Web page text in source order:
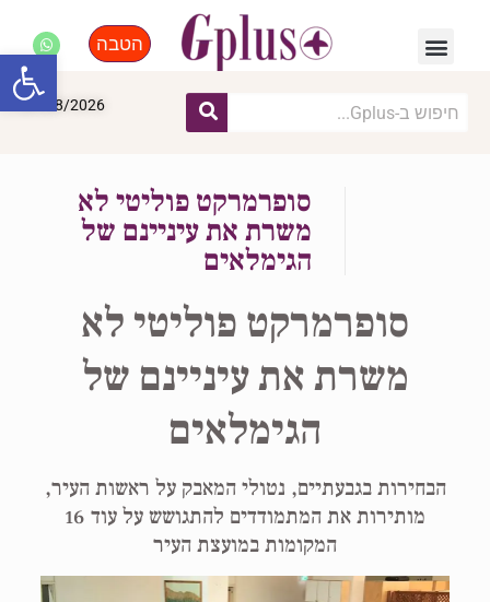
הטבה
07/08/2026
סופרמרקט פוליטי לא
משרת את עיניינם של
הגימלאים
סופרמרקט פוליטי לא
משרת את עיניינם של
הגימלאים
הבחירות בגבעתיים, נטולי המאבק על ראשות העיר,
מותירות את המתמודדים להתגושש על עוד 16
המקומות במועצת העיר
פתח